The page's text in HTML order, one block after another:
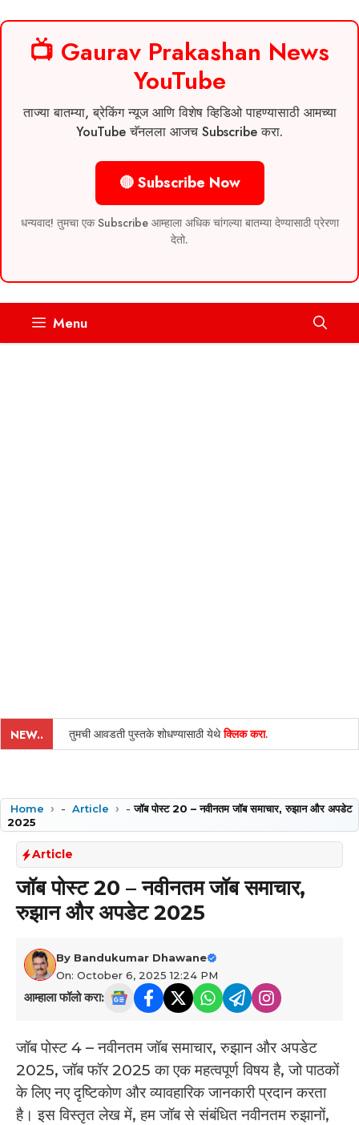
📺 Gaurav Prakashan News
YouTube
ताज्या बातम्या, ब्रेकिंग न्यूज आणि विशेष व्हिडिओ पाहण्यासाठी आमच्या
YouTube चॅनलला आजच Subscribe करा.
🔴 Subscribe Now
धन्यवाद! तुमचा एक Subscribe आम्हाला अधिक चांगल्या बातम्या देण्यासाठी प्रेरणा
देतो.
Menu
NEW.. तुमची आवडती पुस्तके शोधण्यासाठी येथेक्लिक करा.
Home - Article -जॉब पोस्ट 20 – नवीनतम जॉब समाचार, रुझान और अपडेट
2025
Article
जॉब पोस्ट 20 – नवीनतम जॉब समाचार,
रुझान और अपडेट 2025
By Bandukumar Dhawane
On: October 6, 2025 12:24 PM
आम्हाला फॉलो करा:
जॉब पोस्ट 4 – नवीनतम जॉब समाचार, रुझान और अपडेट
2025, जॉब फॉर 2025 का एक महत्वपूर्ण विषय है, जो पाठकों
के लिए नए दृष्टिकोण और व्यावहारिक जानकारी प्रदान करता
है। इस विस्तृत लेख में, हम जॉब से संबंधित नवीनतम रुझानों,